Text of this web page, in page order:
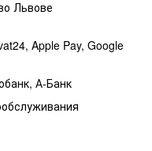
Львове
Apple Pay, Google
А-Банк